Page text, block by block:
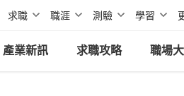
求職 職涯 測驗 學習
產業新訊 求職攻略 職場